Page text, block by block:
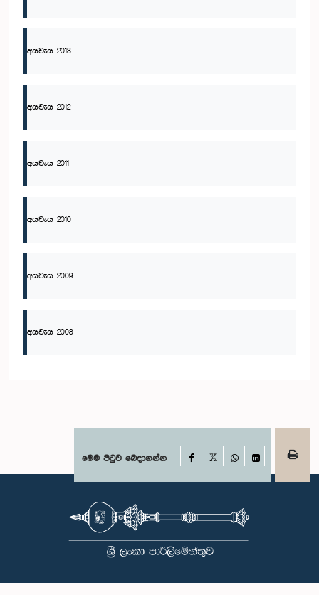
අයවැය 2013
අයවැය 2012
අයවැය 2011
අයවැය 2010
අයවැය 2009
අයවැය 2008
මෙම පිටුව බෙදාගන්න Facebook
WhatsAppLinkedIn